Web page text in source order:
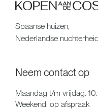
Spaanse huizen,
Nederlandse
Neem contact op
Maandag t/m vrijdag:
Weekend: op afspraak